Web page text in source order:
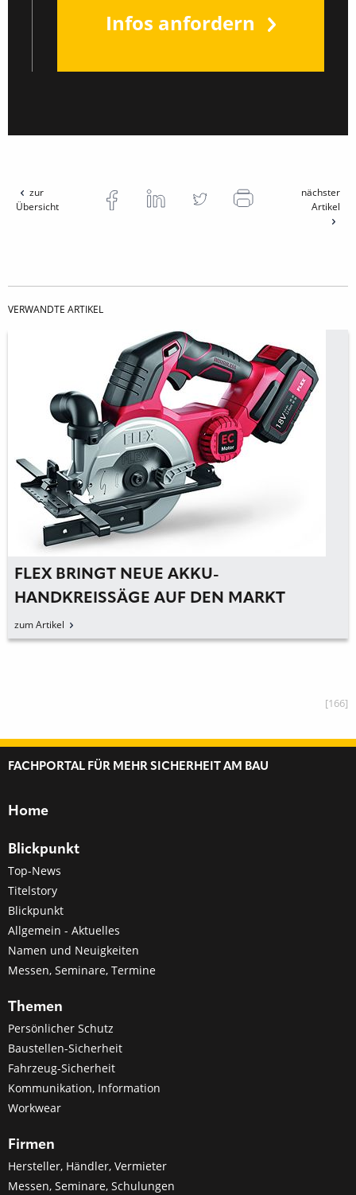
Infos anfordern
zur
Übersicht
nächster
Artikel
VERWANDTE ARTIKEL
FLEX BRINGT NEUE AKKU-
HANDKREISSÄGE AUF DEN MARKT
zum Artikel
[166]
FACHPORTAL FÜR MEHR SICHERHEIT AM BAU
Home
Blickpunkt
Top-News
Titelstory
Blickpunkt
Allgemein - Aktuelles
Namen und Neuigkeiten
Messen, Seminare, Termine
Themen
Persönlicher Schutz
Baustellen-Sicherheit
Fahrzeug-Sicherheit
Kommunikation, Information
Workwear
Firmen
Hersteller, Händler, Vermieter
Messen, Seminare, Schulungen